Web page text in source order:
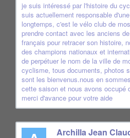
je suis intéressé par l'histoire du
suis actuellement responsable
longtemps, c'est le vélo club de
prendre contact avec les anciens
français pour retracer son histoire,
des champions nationaux et
de perpétuer le nom de la ville de
cyclisme, tous documents, photos
sont les bienvenus.nous en
cette saison et nous avons occupé
merci d'avance pour votre aide
Archilla Jean